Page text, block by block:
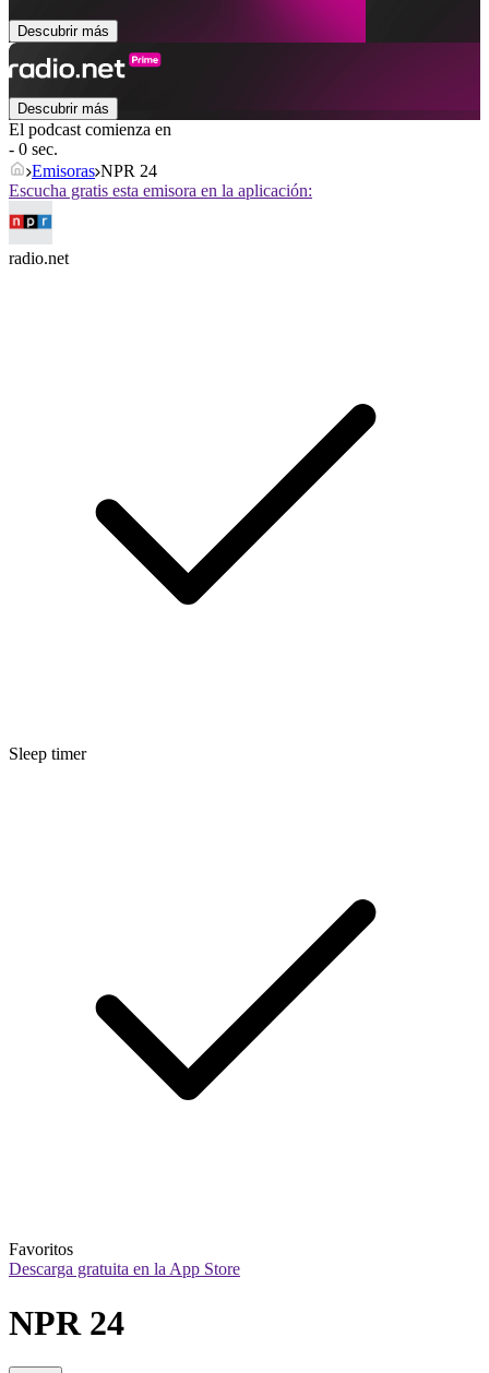
Descubrir más
Descubrir más
El podcast comienza en
- 0 sec.
Emisoras NPR 24
Escucha gratis esta emisora en la aplicación:
radio.net
Sleep timer
Favoritos
Descarga gratuita en la App Store
NPR 24